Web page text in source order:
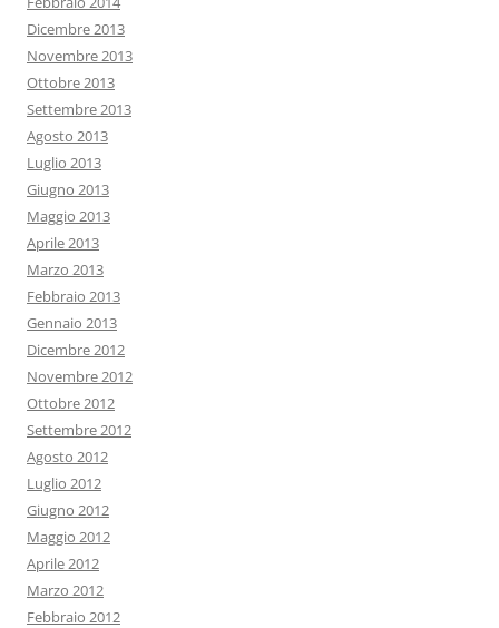
Dicembre 2013
Novembre 2013
Ottobre 2013
Settembre 2013
Agosto 2013
Luglio 2013
Giugno 2013
Maggio 2013
Aprile 2013
Marzo 2013
Febbraio 2013
Gennaio 2013
Dicembre 2012
Novembre 2012
Ottobre 2012
Settembre 2012
Agosto 2012
Luglio 2012
Giugno 2012
Maggio 2012
Aprile 2012
Marzo 2012
Febbraio 2012